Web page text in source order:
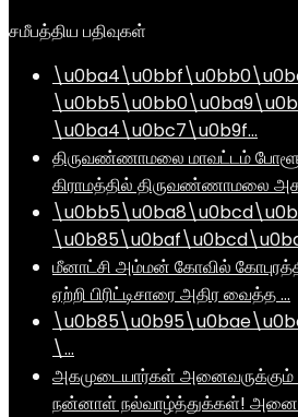
சமீபத்திய பதிவுகள்
\u0ba4\u0bc7\u0b9f…
திருவண்ணாமலை மாவட்டம்
கிராமத்தில் திருவண்ணாமலை
மீனாட்சி அம்மன் கோவில்
ஏற்றி பிரிட்டிசாரை அதிர வைத்த …
\…
அகமுடையார்கள் அனைவருக்கும்
நன்னாள் நல்வாழ்த்துக்கள்!